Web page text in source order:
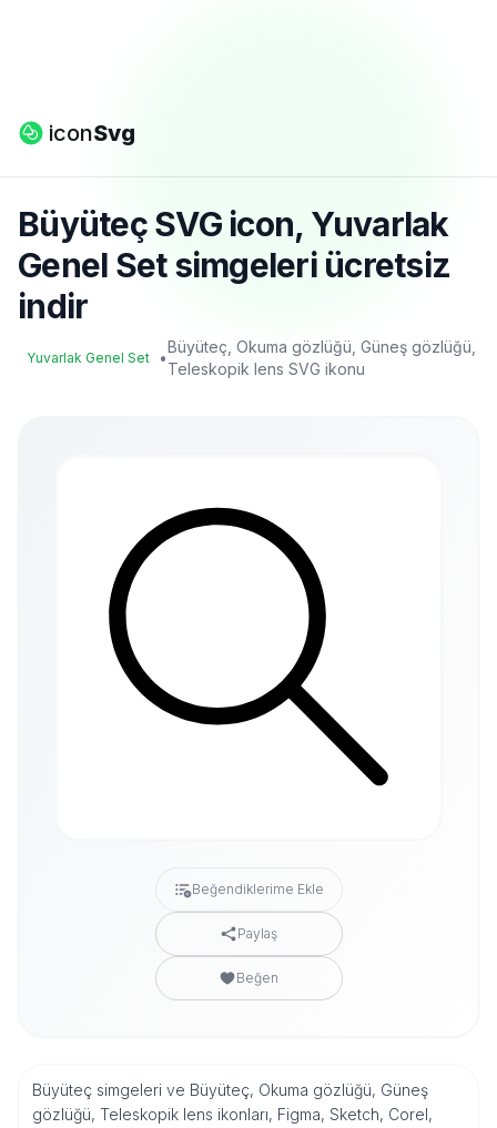
iconSvg
Büyüteç SVG icon, Yuvarlak
Genel Set simgeleri ücretsiz
indir
Yuvarlak Genel Set •
Büyüteç, Okuma gözlüğü, Güneş gözlüğü,
Teleskopik lens SVG ikonu
Beğendiklerime Ekle
Paylaş
Beğen
Büyüteç simgeleri ve Büyüteç, Okuma gözlüğü, Güneş
gözlüğü, Teleskopik lens ikonları, Figma, Sketch, Corel,